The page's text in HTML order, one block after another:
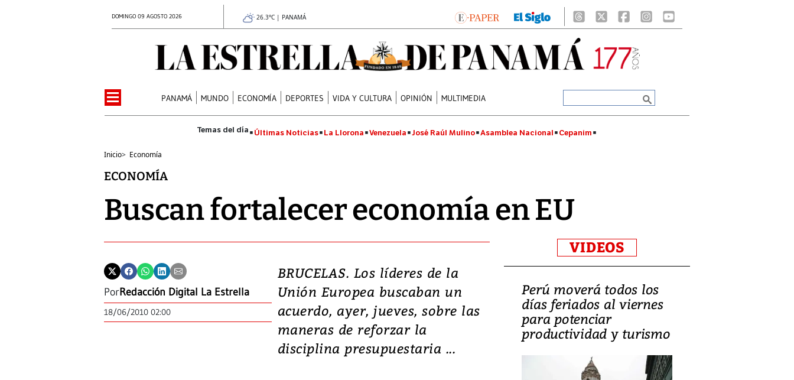
DOMINGO 09 AGOSTO 2026 26.3°C | PANAMÁ
PANAMÁ MUNDO ECONOMÍA DEPORTES VIDA Y CULTURA OPINIÓN MULTIMEDIA
Últimas Noticias La Llorona Venezuela José Raúl Mulino Asamblea Nacional Cepanim
Inicio> Economía
ECONOMÍA
Buscan fortalecer economía en EU
PorRedacción Digital La Estrella
18/06/2010 02:00
BRUCELAS. Los líderes de la
Unión Europea buscaban un
acuerdo, ayer, jueves, sobre las
maneras de reforzar la
disciplina presupuestaria ...
VIDEOS
Video: Lula lanza su
candidatura con
promesas de inversión
en defensa, educación y
tierras raras
Perú moverá todos los
días feriados al viernes
para potenciar
productividad y turismo